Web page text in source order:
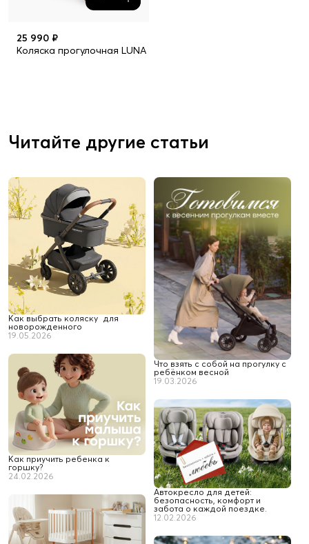
25 990 ₽
Коляска прогулочная LUNA 360
Читайте другие статьи
Как выбрать коляску для
новорожденного
19.05.2026
Что взять с собой на прогулку с
ребёнком весной
19.03.2026
Как приучить ребенка к
горшку?
24.02.2026
Автокресло для детей:
безопасность, комфорт и
забота о каждой поездке.
12.02.2026